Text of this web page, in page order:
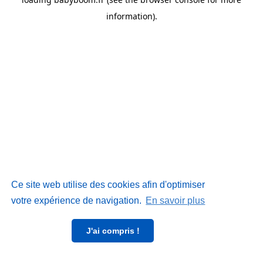
Ce site web utilise des cookies afin d'optimiser
votre expérience de navigation. En savoir plus
J'ai compris !
information).